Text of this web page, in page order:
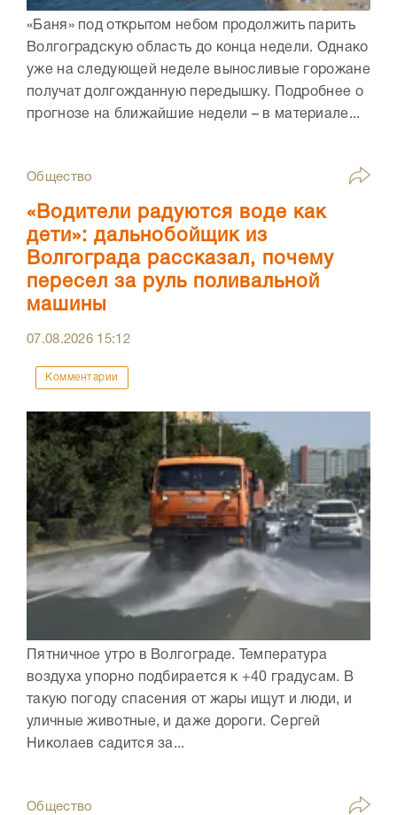
«Баня» под открытом небом продолжить парить
Волгоградскую область до конца недели. Однако
уже на следующей неделе выносливые горожане
получат долгожданную передышку. Подробнее о
прогнозе на ближайшие недели – в материале...
Общество
«Водители радуются воде как
дети»: дальнобойщик из
Волгограда рассказал, почему
пересел за руль поливальной
машины
07.08.2026 15:12
Комментарии
Пятничное утро в Волгограде. Температура
воздуха упорно подбирается к +40 градусам. В
такую погоду спасения от жары ищут и люди, и
уличные животные, и даже дороги. Сергей
Николаев садится за...
Общество